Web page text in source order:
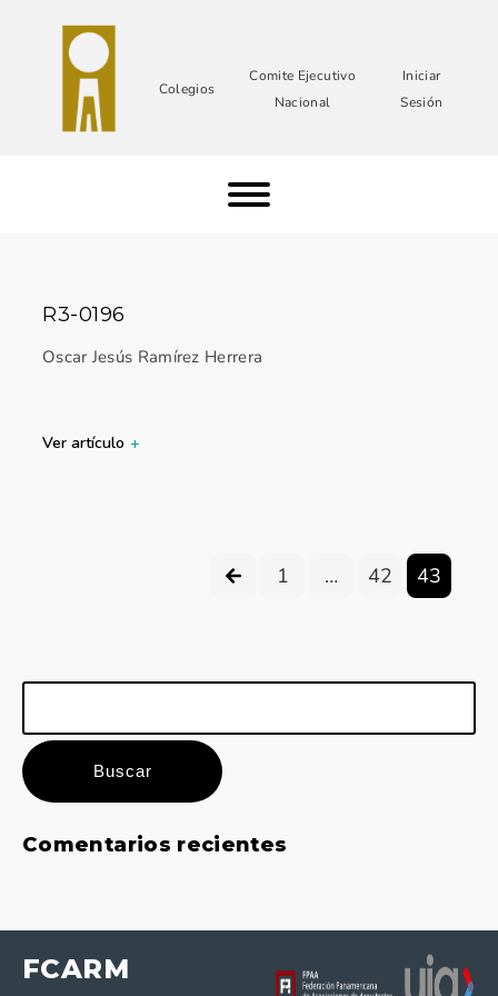
Colegios
Comite Ejecutivo
Nacional
Iniciar
Sesión
R3-0196
Oscar Jesús Ramírez Herrera
Ver artículo +
1 … 42 43
Buscar:
Comentarios recientes
FCARM